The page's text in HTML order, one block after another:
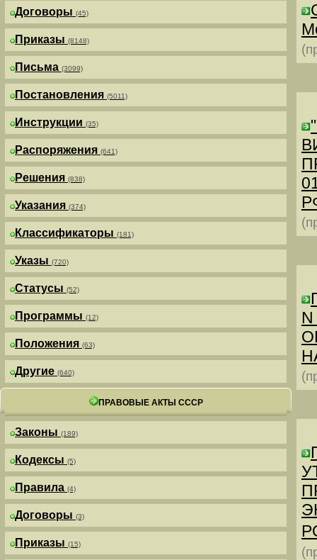
Договоры (45)
Приказы (8148)
Письма (3099)
Постановления (5011)
Инструкции (35)
Распоряжения (641)
Решения (838)
Указания (374)
Классификаторы (181)
Указы (720)
Статусы (52)
Программы (12)
Положения (63)
Другие (640)
ПРАВОВЫЕ АКТЫ СССР
Законы (189)
Кодексы (5)
Правила (4)
Договоры (3)
Приказы (15)